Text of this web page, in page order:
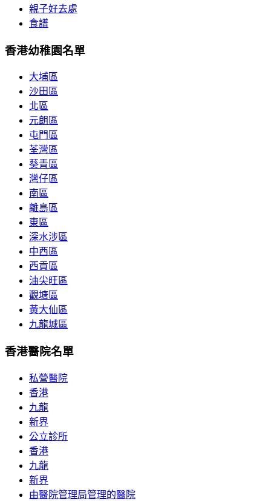
親子好去處
食譜
香港幼稚園名單
大埔區
沙田區
北區
元朗區
屯門區
荃灣區
葵青區
灣仔區
南區
離島區
東區
深水涉區
中西區
西貢區
油尖旺區
觀塘區
黃大仙區
九龍城區
香港醫院名單
私營醫院
香港
九龍
新界
公立診所
香港
九龍
新界
由醫院管理局管理的醫院